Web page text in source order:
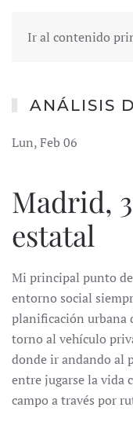
Ir al contenido
ANÁLISIS
Lun, Feb 06
Madrid,
estatal
Mi principal punto
entorno social
planificación urbana
torno al vehículo
donde ir andando al
entre jugarse la vida
campo a través por